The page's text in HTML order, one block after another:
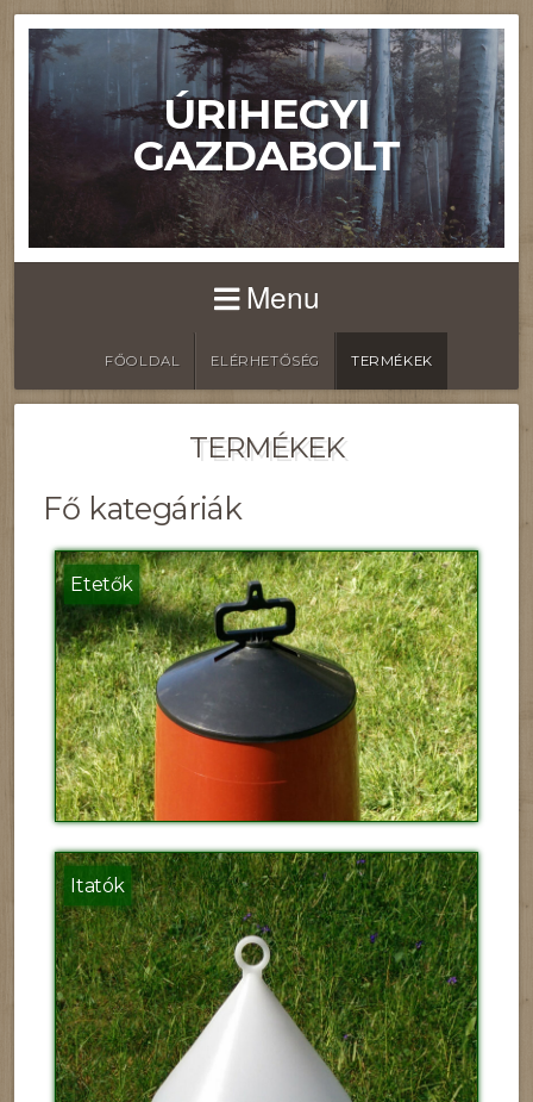
ÚRIHEGYI
GAZDABOLT
Menu
FŐOLDAL ELÉRHETŐSÉG TERMÉKEK
TERMÉKEK
Fő kategáriák
Etetők
Itatók